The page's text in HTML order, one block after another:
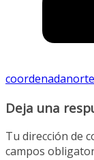
coordenadanorte
Deja una
Tu dirección de
campos